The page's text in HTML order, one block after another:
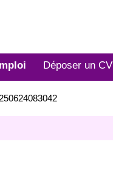
Déposer un CV